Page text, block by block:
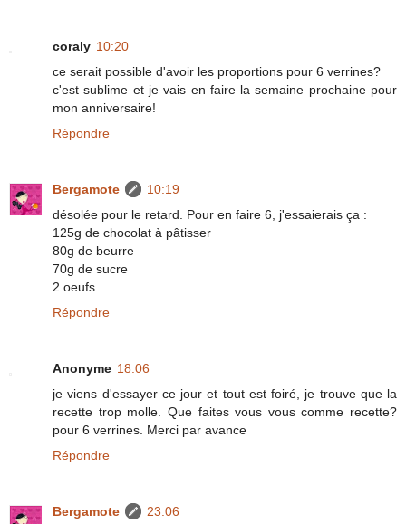
coraly 10:20
ce serait possible d'avoir les proportions pour 6 verrines?
c'est sublime et je vais en faire la semaine prochaine pour
mon anniversaire!
Répondre
Bergamote
10:19
désolée pour le retard. Pour en faire 6, j'essaierais ça :
125g de chocolat à pâtisser
80g de beurre
70g de sucre
2 oeufs
Répondre
Anonyme 18:06
je viens d'essayer ce jour et tout est foiré, je trouve que la
recette trop molle. Que faites vous vous comme recette?
pour 6 verrines. Merci par avance
Répondre
Bergamote
23:06